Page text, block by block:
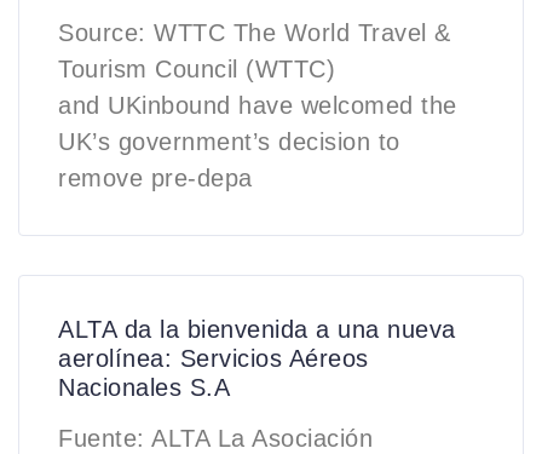
Source: WTTC The World Travel &
Tourism Council (WTTC)
and UKinbound have welcomed the
UK’s government’s decision to
remove pre-depa
ALTA da la bienvenida a una nueva
aerolínea: Servicios Aéreos
Nacionales S.A
Fuente: ALTA La Asociación